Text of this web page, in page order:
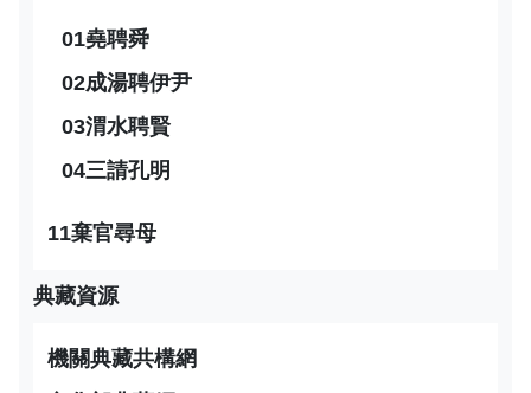
01堯聘舜
02成湯聘伊尹
03渭水聘賢
04三請孔明
11棄官尋母
典藏資源
機關典藏共構網